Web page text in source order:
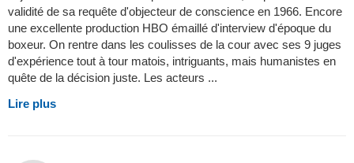
validité de sa requête d'objecteur de conscience en 1966. Encore
une excellente production HBO émaillé d'interview d'époque du
boxeur. On rentre dans les coulisses de la cour avec ses 9 juges
d'expérience tout à tour matois, intriguants, mais humanistes en
quête de la décision juste. Les acteurs ...
Lire plus